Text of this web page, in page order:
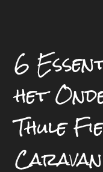
6
het
Thule